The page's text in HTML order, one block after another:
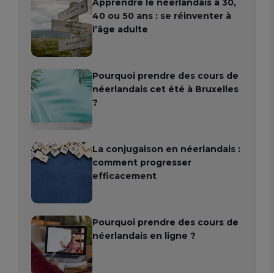
Apprendre le néerlandais à 30,
40 ou 50 ans : se réinventer à
l’âge adulte
Pourquoi prendre des cours de
néerlandais cet été à Bruxelles
?
La conjugaison en néerlandais :
comment progresser
efficacement
Pourquoi prendre des cours de
néerlandais en ligne ?